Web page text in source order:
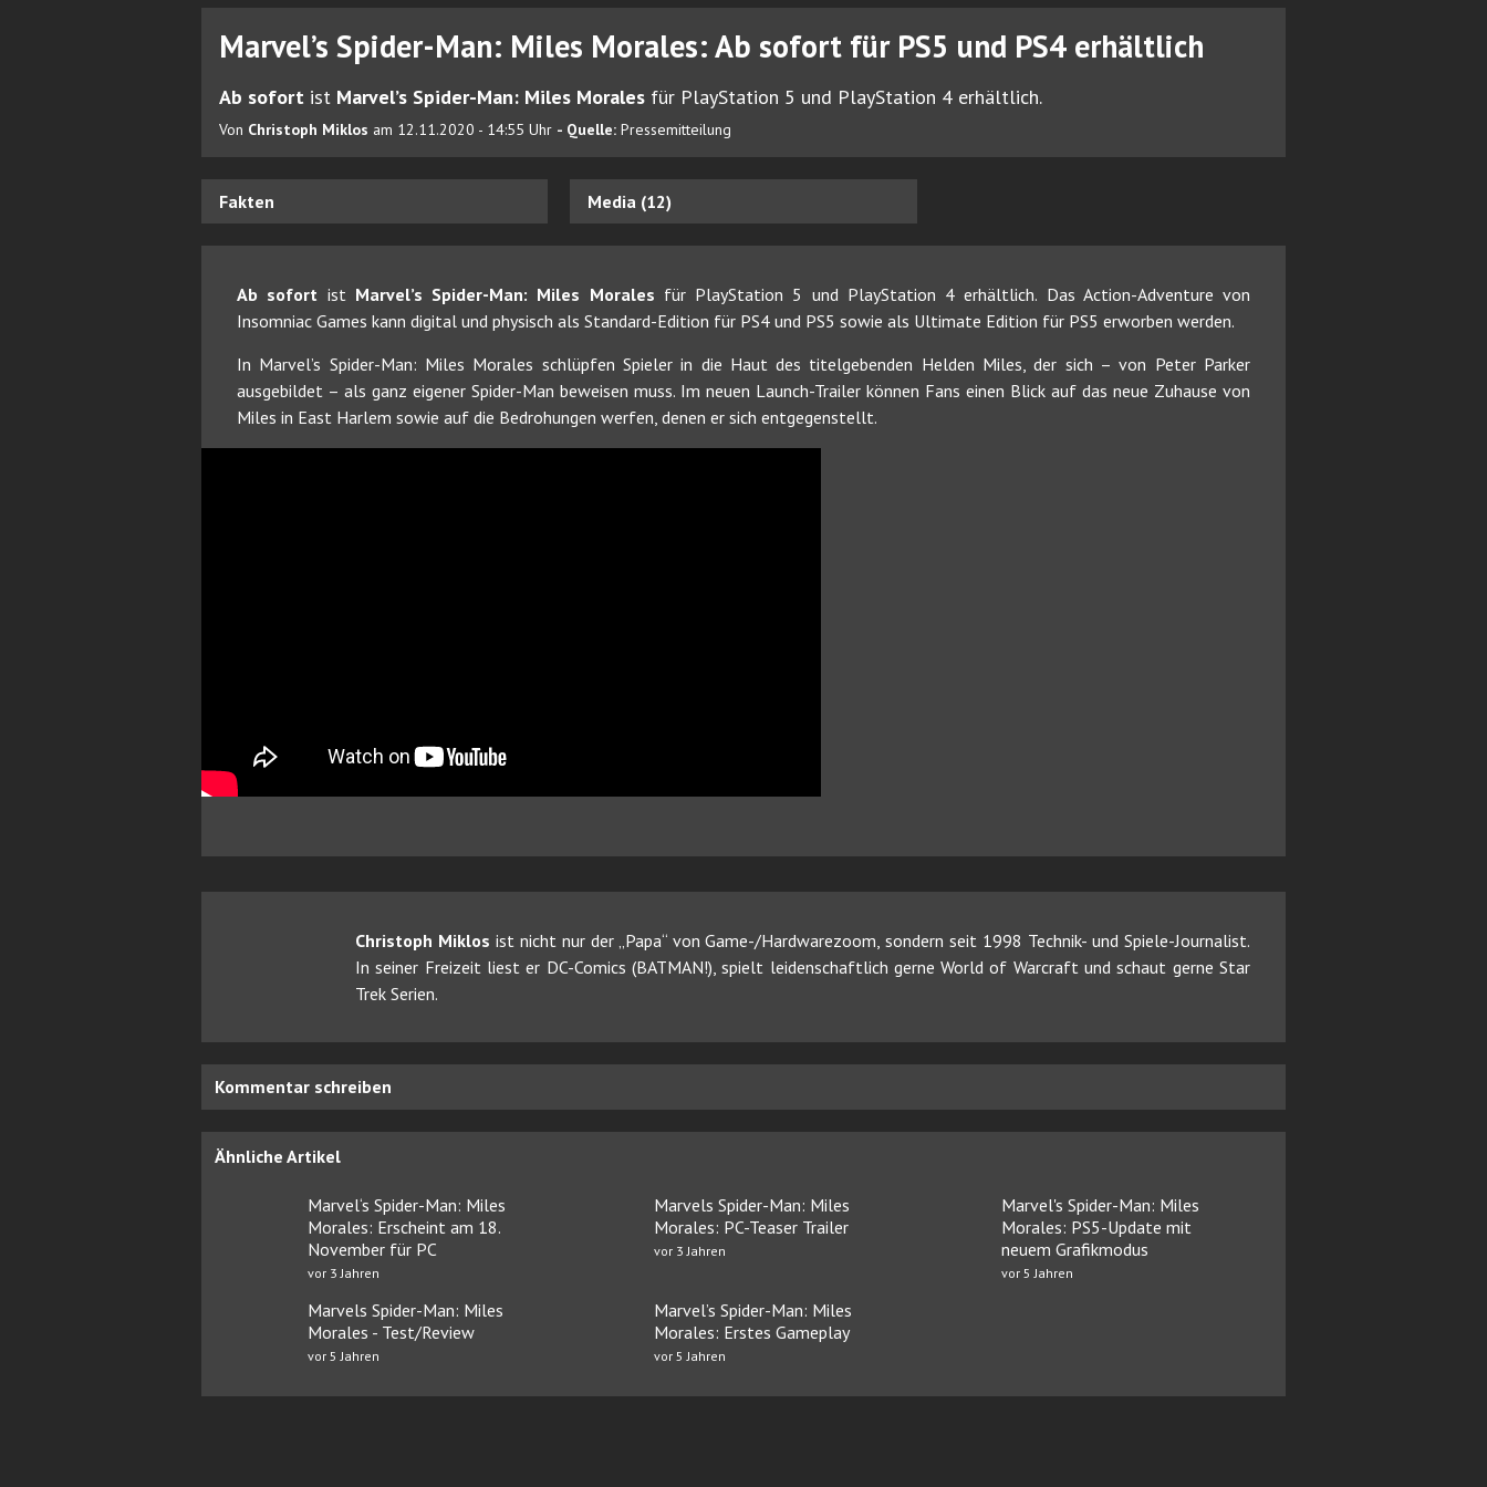
Marvel’s Spider-Man: Miles Morales: Ab sofort für PS5 und PS4 erhältlich
Ab sofort ist Marvel’s Spider-Man: Miles Morales für PlayStation 5 und PlayStation 4 erhältlich.
Von Christoph Miklos am 12.11.2020 - 14:55 Uhr - Quelle: Pressemitteilung
Fakten Media (12)
Ab sofort ist Marvel’s Spider-Man: Miles Morales für PlayStation 5 und PlayStation 4 erhältlich. Das Action-Adventure von
Insomniac Games kann digital und physisch als Standard-Edition für PS4 und PS5 sowie als Ultimate Edition für PS5 erworben werden.
In Marvel’s Spider-Man: Miles Morales schlüpfen Spieler in die Haut des titelgebenden Helden Miles, der sich – von Peter Parker
ausgebildet – als ganz eigener Spider-Man beweisen muss. Im neuen Launch-Trailer können Fans einen Blick auf das neue Zuhause von
Miles in East Harlem sowie auf die Bedrohungen werfen, denen er sich entgegenstellt.
Christoph Miklos ist nicht nur der „Papa“ von Game-/Hardwarezoom, sondern seit 1998 Technik- und Spiele-Journalist.
In seiner Freizeit liest er DC-Comics (BATMAN!), spielt leidenschaftlich gerne World of Warcraft und schaut gerne Star
Trek Serien.
Kommentar schreiben
Ähnliche Artikel
Marvel‘s Spider-Man: Miles
Morales: Erscheint am 18.
November für PC
vor 3 Jahren
Marvels Spider-Man: Miles
Morales: PC-Teaser Trailer
vor 3 Jahren
Marvel's Spider-Man: Miles
Morales: PS5-Update mit
neuem Grafikmodus
vor 5 Jahren
Marvels Spider-Man: Miles
Morales - Test/Review
vor 5 Jahren
Marvel’s Spider-Man: Miles
Morales: Erstes Gameplay
vor 5 Jahren